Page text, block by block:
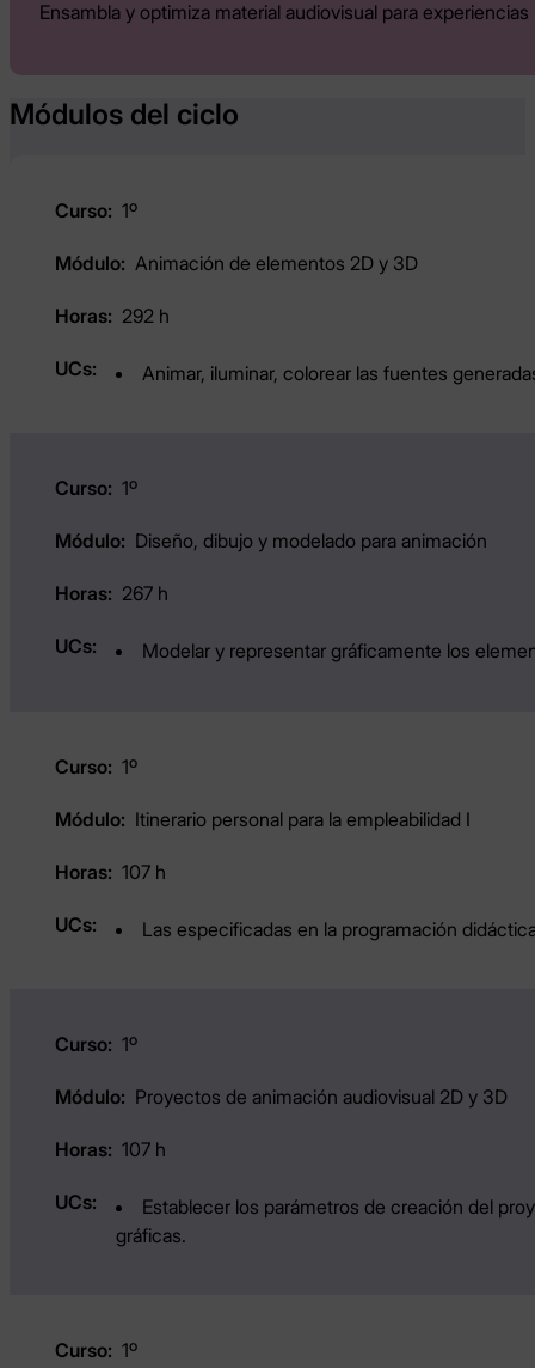
Ensambla y optimiza material audiovisual para
Módulos del ciclo
1º
Animación de elementos 2D y 3D
292 h
Animar, iluminar, colorear las fuentes
1º
Diseño, dibujo y modelado para animación
267 h
Modelar y representar gráficamente los
1º
Itinerario personal para la empleabilidad I
107 h
Las especificadas en la programación
1º
Proyectos de animación audiovisual 2D y 3D
107 h
Establecer los parámetros de creación del
gráficas.
1º